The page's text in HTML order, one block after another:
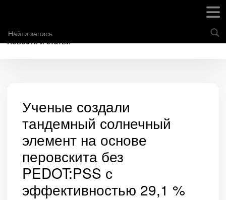
Новости и статьи
Ученые создали
тандемный солнечный
элемент на основе
перовскита без
PEDOT:PSS с
эффективностью 29,1 %